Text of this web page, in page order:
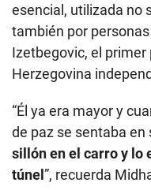
esencial, utilizada no
también por
Izetbegovic, el
Herzegovina
“Él ya era mayor y
de paz se sentaba en
sillón en el carro y lo
túnel ”, recuerda